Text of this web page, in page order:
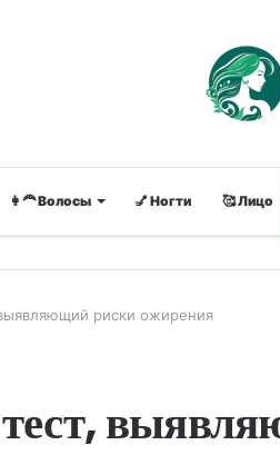
👩‍🦰 Волосы 💅 Ногти 🥰 Лицо
риски ожирения